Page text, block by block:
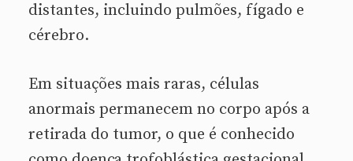
distantes, incluindo pulmões, fígado e
cérebro.
Em situações mais raras, células
anormais permanecem no corpo após a
retirada do tumor, o que é conhecido